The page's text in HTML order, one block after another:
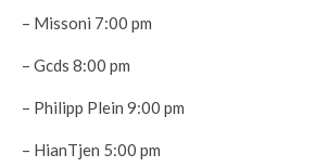
– Missoni 7:00 pm
– Gcds 8:00 pm
– Philipp Plein 9:00 pm
– HianTjen 5:00 pm